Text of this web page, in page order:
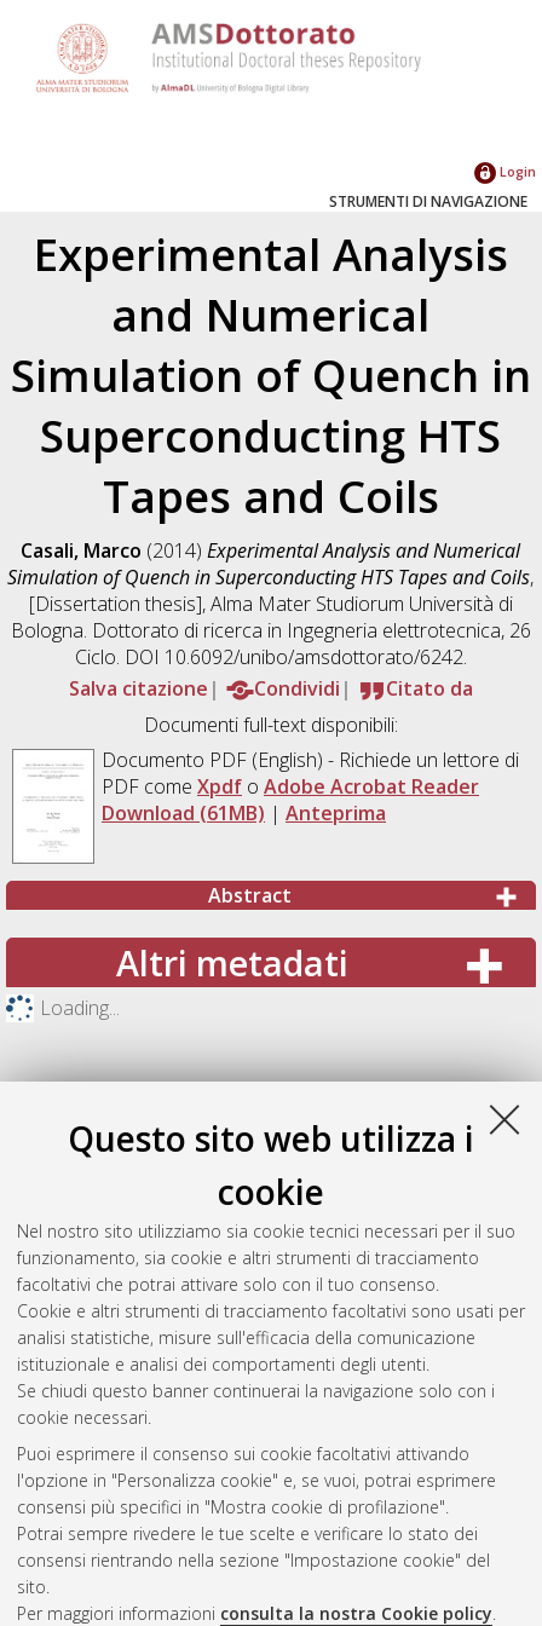
Questo sito web utilizza i
cookie
Nel nostro sito utilizziamo sia cookie tecnici necessari per il suo
funzionamento, sia cookie e altri strumenti di tracciamento
facoltativi che potrai attivare solo con il tuo consenso.
Cookie e altri strumenti di tracciamento facoltativi sono usati per
analisi statistiche, misure sull'efficacia della comunicazione
istituzionale e analisi dei comportamenti degli utenti.
Se chiudi questo banner continuerai la navigazione solo con i
cookie necessari.
Puoi esprimere il consenso sui cookie facoltativi attivando
l'opzione in "Personalizza cookie" e, se vuoi, potrai esprimere
consensi più specifici in "Mostra cookie di profilazione".
Potrai sempre rivedere le tue scelte e verificare lo stato dei
consensi rientrando nella sezione "Impostazione cookie" del
sito.
Per maggiori informazioni consulta la nostra Cookie policy.
Login
STRUMENTI DI NAVIGAZIONE
Experimental Analysis
and Numerical
Simulation of Quench in
Superconducting HTS
Tapes and Coils
Casali, Marco (2014)Experimental Analysis and Numerical
Simulation of Quench in Superconducting HTS Tapes and Coils,
[Dissertation thesis], Alma Mater Studiorum Università di
Bologna. Dottorato di ricerca in Ingegneria elettrotecnica, 26
Ciclo. DOI 10.6092/unibo/amsdottorato/6242.
Salva citazione
Condividi
Citato da
Documenti full-text disponibili:
Documento PDF(English) - Richiede un lettore di
PDF come Xpdfo Adobe Acrobat Reader
Download (61MB) | Anteprima
Abstract
Altri metadati
Loading...
Gestione del documento:
Atom
Rss 1.0
Rss 2.0
ISSN: 2038-7946